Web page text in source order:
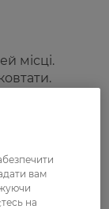
місці.
вам
на